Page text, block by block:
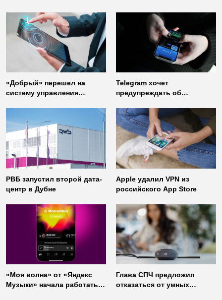
«Добрый» перешел на
систему управления
Telegram хочет
предупреждать об
неофициальных клиентов
мессенджера
РВБ запустил второй дата-
центр в Дубне
Apple удалил VPN из
российского App Store
«Моя волна» от «Яндекс
Музыки» начала работать
Глава СПЧ предложил
отказаться от умных